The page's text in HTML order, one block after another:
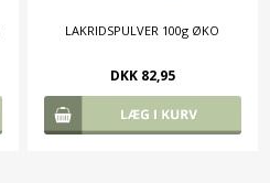
LAKRIDSPULVER 100g ØKO
DKK 82,95